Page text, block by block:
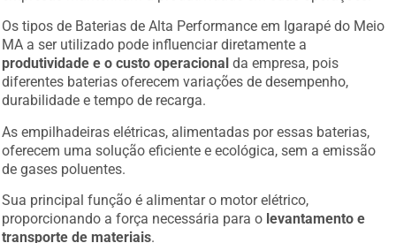
Os tipos de Baterias de Alta Performance em Igarapé do Meio
MA a ser utilizado pode influenciar diretamente a
produtividade e o custo operacional da empresa, pois
diferentes baterias oferecem variações de desempenho,
durabilidade e tempo de recarga.
As empilhadeiras elétricas, alimentadas por essas baterias,
oferecem uma solução eficiente e ecológica, sem a emissão
de gases poluentes.
Sua principal função é alimentar o motor elétrico,
proporcionando a força necessária para o levantamento e
transporte de materiais